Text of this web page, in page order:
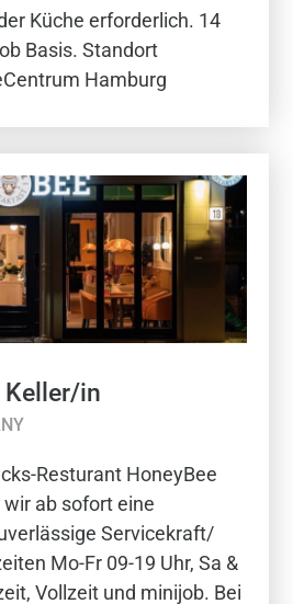
Küche erforderlich. 14
Basis. Standort
Hamburg
in
Resturant HoneyBee
ab sofort eine
Servicekraft/
Mo-Fr 09-19 Uhr, Sa &
Vollzeit und minijob. Bei